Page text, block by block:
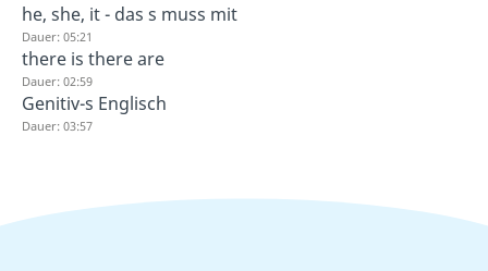
he, she, it - das s muss mit
Dauer: 05:21
there is there are
Dauer: 02:59
Genitiv-s Englisch
Dauer: 03:57